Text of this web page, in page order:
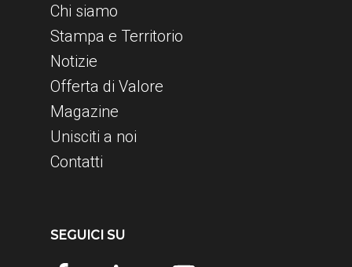
Chi siamo
Stampa e Territorio
Notizie
Offerta di Valore
Magazine
Unisciti a noi
Contatti
SEGUICI SU